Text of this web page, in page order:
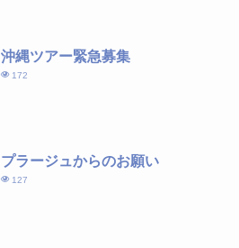
沖縄ツアー緊急募集
172
プラージュからのお願い
127